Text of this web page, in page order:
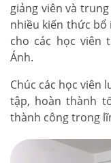
giảng viên và
nhiều kiến thức bổ
cho các học viên
Ánh.
Chúc các học viên
tập, hoàn thành
thành công trong